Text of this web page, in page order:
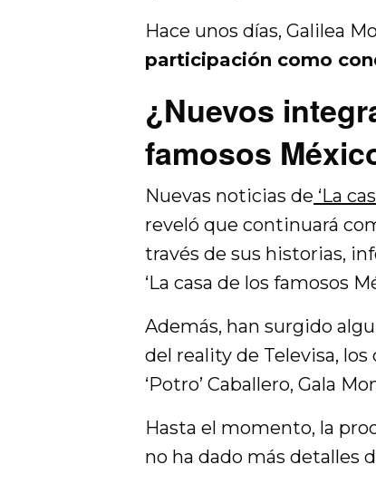
Hace unos días, Galilea
participación como
¿Nuevos
famosos
Nuevas noticias de ‘La
reveló que continuará
través de sus historias,
‘La casa de los famosos
Además, han surgido
del reality de Televisa, los
‘Potro’ Caballero, Gala
Hasta el momento, la
no ha dado más detalles